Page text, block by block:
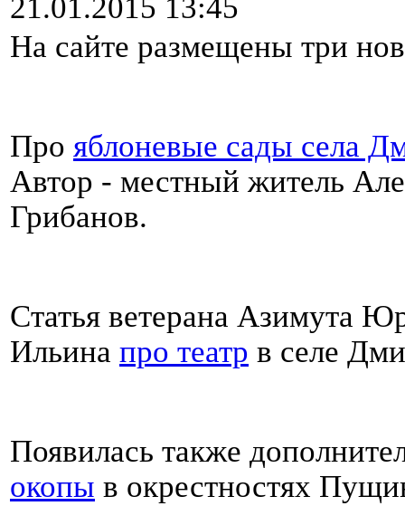
21.01.2015 13:45
На сайте размещены три
Про яблоневые сады села
Автор - местный житель
Грибанов.
Статья ветерана Азимута
Ильина про театр в селе
Появилась также
окопы в окрестностях